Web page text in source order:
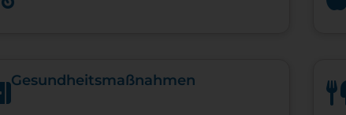
Gesundheits­maßnahmen